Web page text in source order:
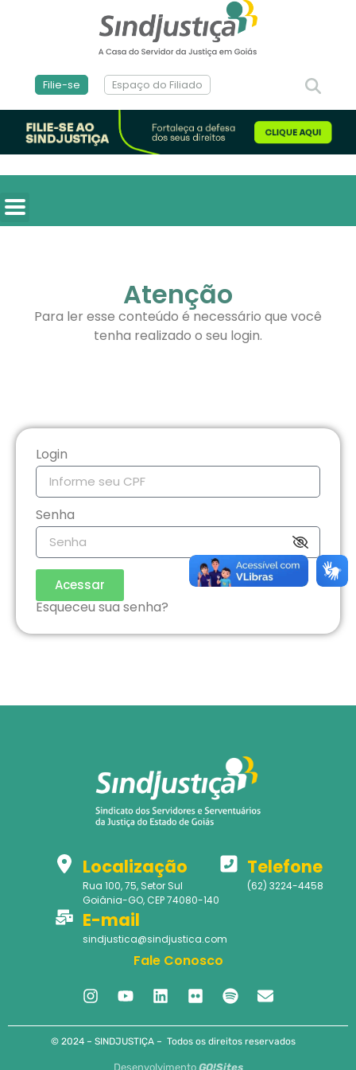
Filie-se Espaço do Filiado
Atenção
Para ler esse conteúdo é necessário que você
tenha realizado o seu login.
Login
Senha
Acessar
Esqueceu sua senha?
Localização
Rua 100, 75, Setor Sul
Goiânia-GO, CEP 74080-140
Telefone
(62) 3224-4458
E-mail
sindjustica@sindjustica.com
Fale Conosco
© 2024 – SINDJUSTIÇA – Todos os direitos reservados
Desenvolvimento GO!Sites